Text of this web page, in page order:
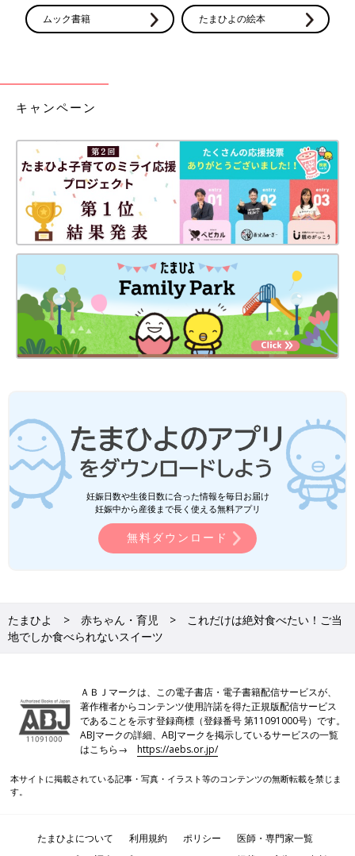
ムック書籍 たまひよの絵本
キャンペーン
妊娠日数や生後日数に合った情報を毎日お届け
妊娠中から産後まで長く使える無料アプリ
無料ダウンロード
たまひよ 赤ちゃん・育児
これだけは絶対食べたい！ご当
地でしか食べられないスイーツ
ＡＢＪマークは、この電子書店・電子書籍配信サービスが、
著作権者からコンテンツ使用許諾を得た正規版配信サービス
であることを示す登録商標（登録番号 第11091000号）です。
ABJマークの詳細、ABJマークを掲示しているサービスの一覧
はこちら→https://aebs.or.jp/
本サイトに掲載されている記事・写真・イラスト等のコンテンツの無断転載を禁じま
す。
たまひよについて 利用規約 ポリシー
医師・専門家一覧